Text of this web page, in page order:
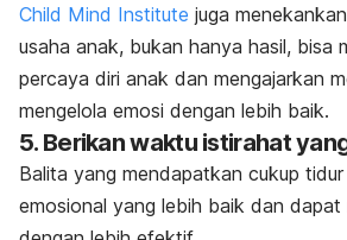
Child Mind Institute juga
usaha anak, bukan hanya hasil, bisa
percaya diri anak dan mengajarkan
mengelola emosi dengan lebih baik.
5. Berikan waktu istirahat
Balita yang mendapatkan cukup
emosional yang lebih baik dan dapat